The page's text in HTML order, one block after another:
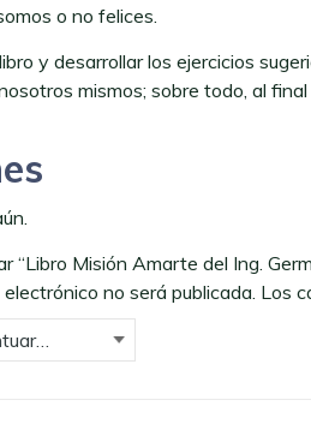
o no felices.
y desarrollar los ejercicios
mismos; sobre todo, al
“Libro Misión Amarte del Ing.
no será publicada. Los